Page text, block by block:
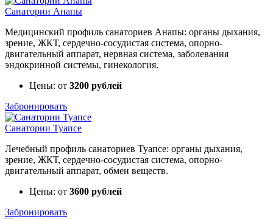
Санатории Анапы
Медицинский профиль санаториев Анапы: органы дыхания,
зрение, ЖКТ, сердечно-сосудистая система, опорно-
двигательный аппарат, нервная система, заболевания
эндокринной системы, гинекология.
Цены: от 3200 рублей
Забронировать
Санатории Туапсе
Лечебный профиль санаториев Туапсе: органы дыхания,
зрение, ЖКТ, сердечно-сосудистая система, опорно-
двигательный аппарат, обмен веществ.
Цены: от 3600 рублей
Забронировать